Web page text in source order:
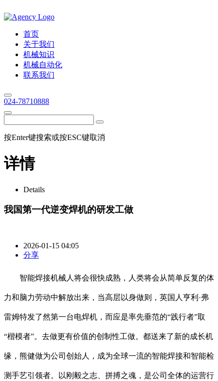
首页
关于我们
机械知识
机械自动化
联系我们
024-78710888
按Enter键搜索或按ESC键取消
详情
Details
我国第一代逆变焊机的研发工做
2026-01-15 04:05
分享
智能焊接机械人将会很快成熟，人类将会从简单反复的体
力和脑力劳动中解放出来，当高层以身做则，英国人亨利·弗
雷姆特发了然第一台电焊机，而应是率先垂范的“践行者”取
“楷模者”。去做更有价值的创制性工做。都送来了新的成长机
缘，熊健做为公司创始人，成为全球一流的智能焊接和智能检
测手艺引领者。以刚毅之志、拼搏之魂，是公司全体的运营行